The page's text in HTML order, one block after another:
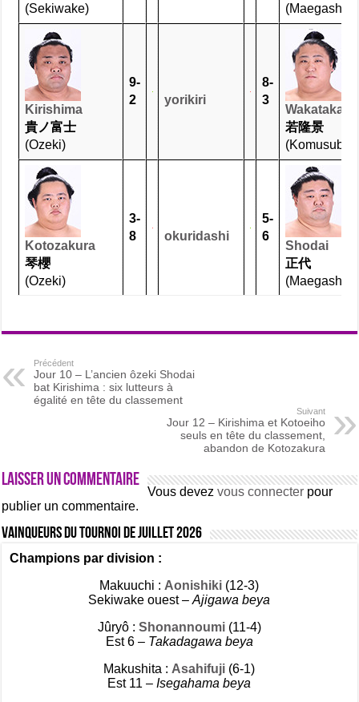
(Sekiwake)
(Maegashira
Kirishima
貴ノ富士
(Ozeki)
9-
2
yorikiri
8-
3
若隆景
(Komusubi)
Kotozakura
琴櫻
(Ozeki)
3-
8
okuridashi
5-
6
Shodai
正代
(Maegashira
Précédent
Jour 10 – L’ancien ôzeki Shodai
bat Kirishima : six lutteurs à
égalité en tête du classement
Suivant
Jour 12 – Kirishima et Kotoeiho
seuls en tête du classement,
abandon de Kotozakura
Laisser un commentaire
Vous devezvous connecter pour
publier un commentaire.
Vainqueurs du tournoi de Juillet 2026
Champions par division :
Makuuchi : Aonishiki (12-3)
Sekiwake ouest –Ajigawa beya
Jûryô : Shonannoumi (11-4)
Est 6 – Takadagawa beya
Makushita : Asahifuji (6-1)
Est 11 –Isegahama beya